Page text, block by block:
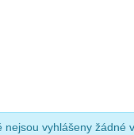
vyhlášeny žádné